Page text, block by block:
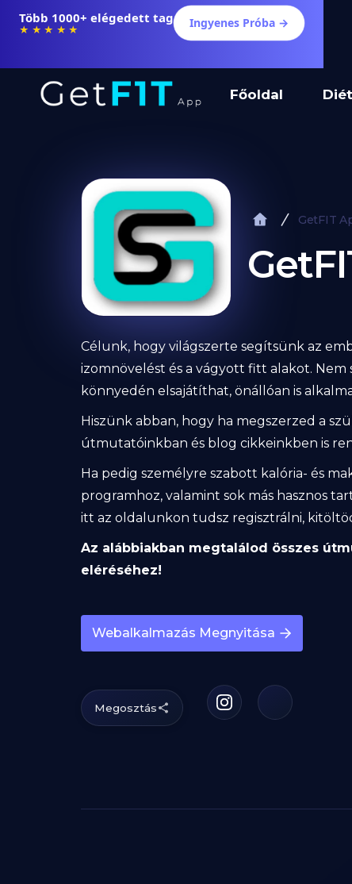
Főoldal
Több 1000+ elégedett tag
★★★★★ Ingyenes Próba →
GetFIT
Célunk, hogy világszerte segítsünk az
izomnövelést és a vágyott fitt alakot.
könnyedén elsajátíthat, önállóan is
Hiszünk abban, hogy ha megszerzed a
útmutatóinkban és blog cikkeinkben is
Ha pedig személyre szabott kalória- és
programhoz, valamint sok más hasznos
itt az oldalunkon tudsz regisztrálni,
Az alábbiakban megtalálod összes
eléréséhez!
Webalkalmazás Megnyitása
Megosztás